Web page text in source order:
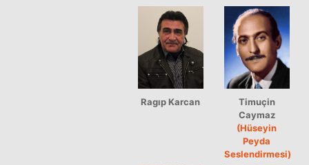
Ragıp Karcan
Timuçin
Caymaz
(Hüseyin
Peyda
Seslendirmesi)